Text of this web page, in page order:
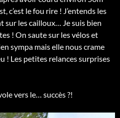
c’est le fou rire ! J’entends les
sur les cailloux… Je suis bien
! On saute sur les vélos et
sympa mais elle nous crame
! Les petites relances surprises
vers le… succès ?!